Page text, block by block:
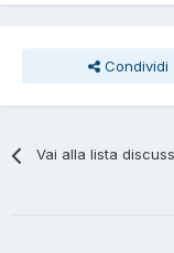
Condividi
Vai alla lista